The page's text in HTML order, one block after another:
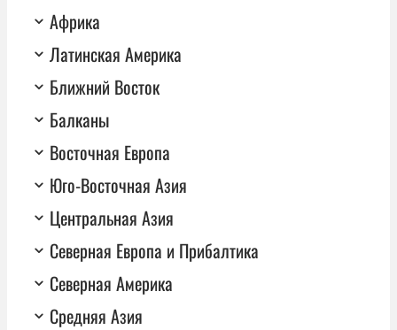
Африка
Латинская Америка
Ближний Восток
Балканы
Восточная Европа
Юго-Восточная Азия
Центральная Азия
Северная Европа и Прибалтика
Северная Америка
Средняя Азия